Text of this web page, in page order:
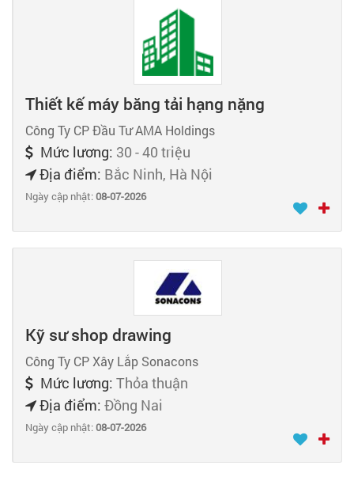
Thiết kế máy băng tải hạng nặng
Công Ty CP Đầu Tư AMA Holdings
Mức lương: 30 - 40 triệu
Địa điểm: Bắc Ninh, Hà Nội
Ngày cập nhật:08-07-2026
Kỹ sư shop drawing
Công Ty CP Xây Lắp Sonacons
Mức lương: Thỏa thuận
Địa điểm: Đồng Nai
Ngày cập nhật:08-07-2026